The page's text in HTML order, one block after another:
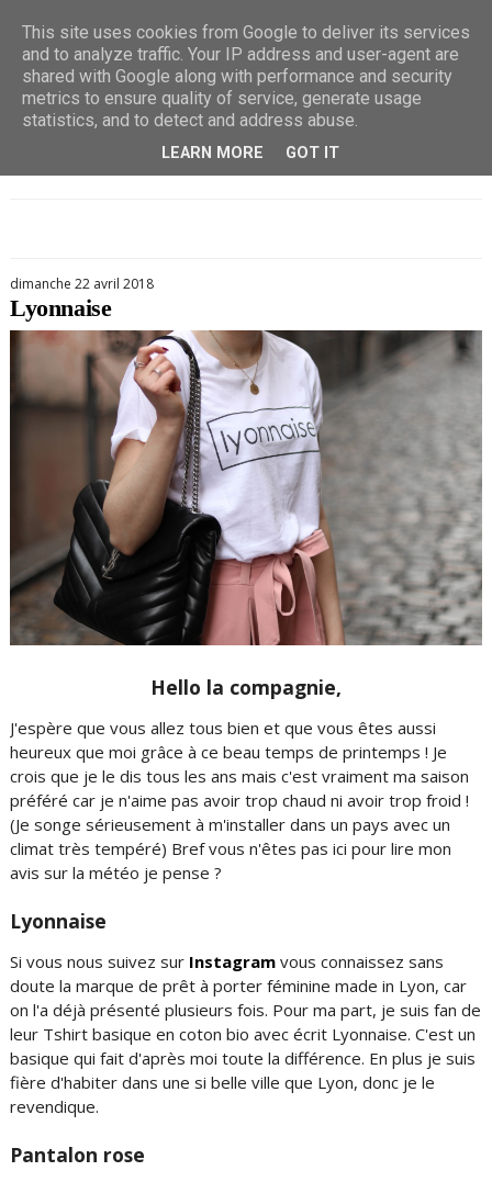
dimanche 22 avril 2018
Lyonnaise
Hello la compagnie,
J'espère que vous allez tous bien et que vous êtes aussi
heureux que moi grâce à ce beau temps de printemps ! Je
crois que je le dis tous les ans mais c'est vraiment ma saison
préféré car je n'aime pas avoir trop chaud ni avoir trop froid !
(Je songe sérieusement à m'installer dans un pays avec un
climat très tempéré) Bref vous n'êtes pas ici pour lire mon
avis sur la météo je pense ?
Lyonnaise
Si vous nous suivez sur Instagram vous connaissez sans
doute la marque de prêt à porter féminine made in Lyon, car
on l'a déjà présenté plusieurs fois. Pour ma part, je suis fan de
leur Tshirt basique en coton bio avec écrit Lyonnaise. C'est un
basique qui fait d'après moi toute la différence. En plus je suis
fière d'habiter dans une si belle ville que Lyon, donc je le
revendique.
Pantalon rose
This site uses cookies from Google to deliver its services
and to analyze traffic. Your IP address and user-agent are
shared with Google along with performance and security
metrics to ensure quality of service, generate usage
statistics, and to detect and address abuse.
LEARN MORE GOT IT